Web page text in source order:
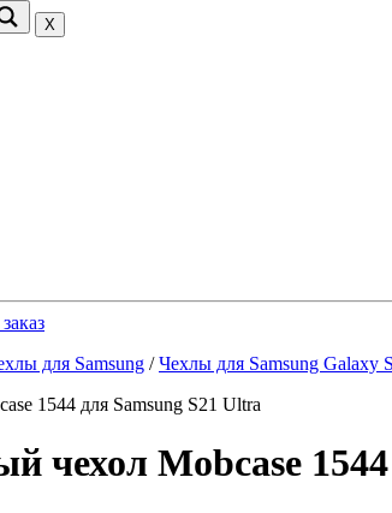
Х
для Samsung /Чехлы для Samsung Galaxy
чехол Mobcase